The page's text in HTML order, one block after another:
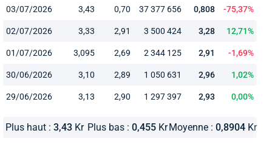
03/07/2026 3,43 0,70 37 377 656 0,808 -75,37%
02/07/2026 3,33 2,91 3 500 424 3,28 12,71%
01/07/2026 3,095 2,69 2 344 125 2,91 -1,69%
30/06/2026 3,10 2,89 1 050 631 2,96 1,02%
29/06/2026 3,13 2,90 1 297 397 2,93 0,00%
Plus haut : 3,43Kr Plus bas : 0,455KrMoyenne : 0,8904 Kr